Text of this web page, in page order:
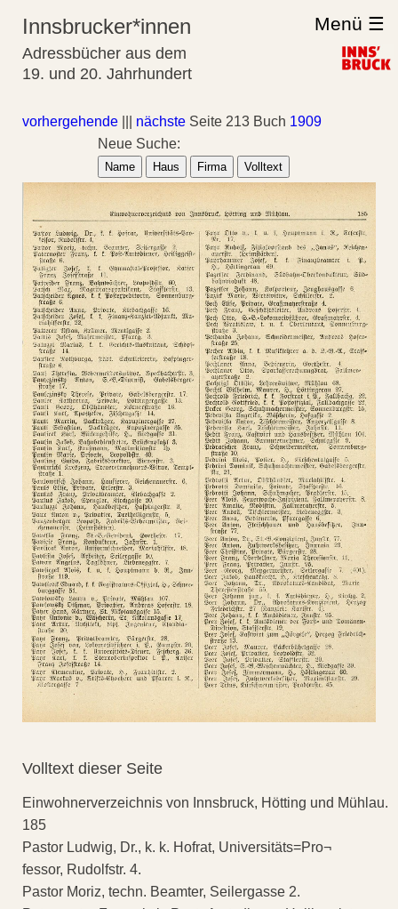
Innsbrucker*innen
Adressbücher aus dem
19. und 20. Jahrhundert
Menü ☰
vorhergehende nächste Seite 213 Buch 1909
Neue Suche:
Name Haus Firma Volltext
Volltext dieser Seite
Einwohnerverzeichnis von Innsbruck, Hötting und Mühlau.
185
Pastor Ludwig, Dr., k. k. Hofrat, Universitäts=Pro¬
fessor, Rudolfstr. 4.
Pastor Moriz, techn. Beamter, Seilergasse 2.